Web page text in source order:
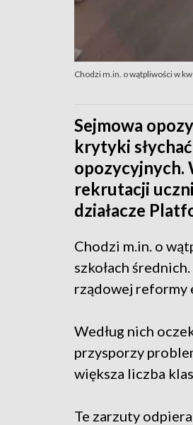
Chodzi m.in. o wątpliwości w
Sejmowa
krytyki
opozycyjnych.
rekrutacji
działacze
Chodzi m.in. o
szkołach
rządowej reformy
Według nich
przysporzy
większa liczba
Te zarzuty